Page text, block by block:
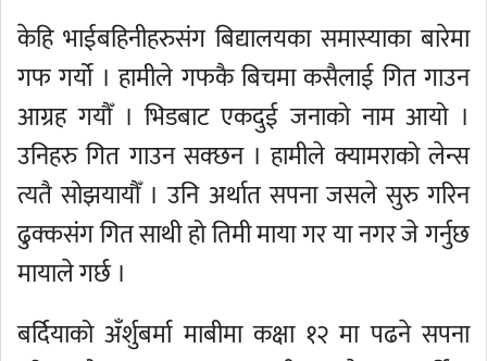
केहि भाईबहिनीहरुसंग बिद्यालयका समास्याका बारेमा
गफ गर्यो । हामीले गफकै बिचमा कसैलाई गित गाउन
आग्रह गयौँ । भिडबाट एकदुई जनाको नाम आयो ।
उनिहरु गित गाउन सक्छन । हामीले क्यामराको लेन्स
त्यतै सोझयायौँ । उनि अर्थात सपना जसले सुरु गरिन
ढुक्कसंग गित साथी हो तिमी माया गर या नगर जे गर्नुछ
मायाले गर्छ ।
बर्दियाको अँर्शुबर्मा माबीमा कक्षा १२ मा पढने सपना